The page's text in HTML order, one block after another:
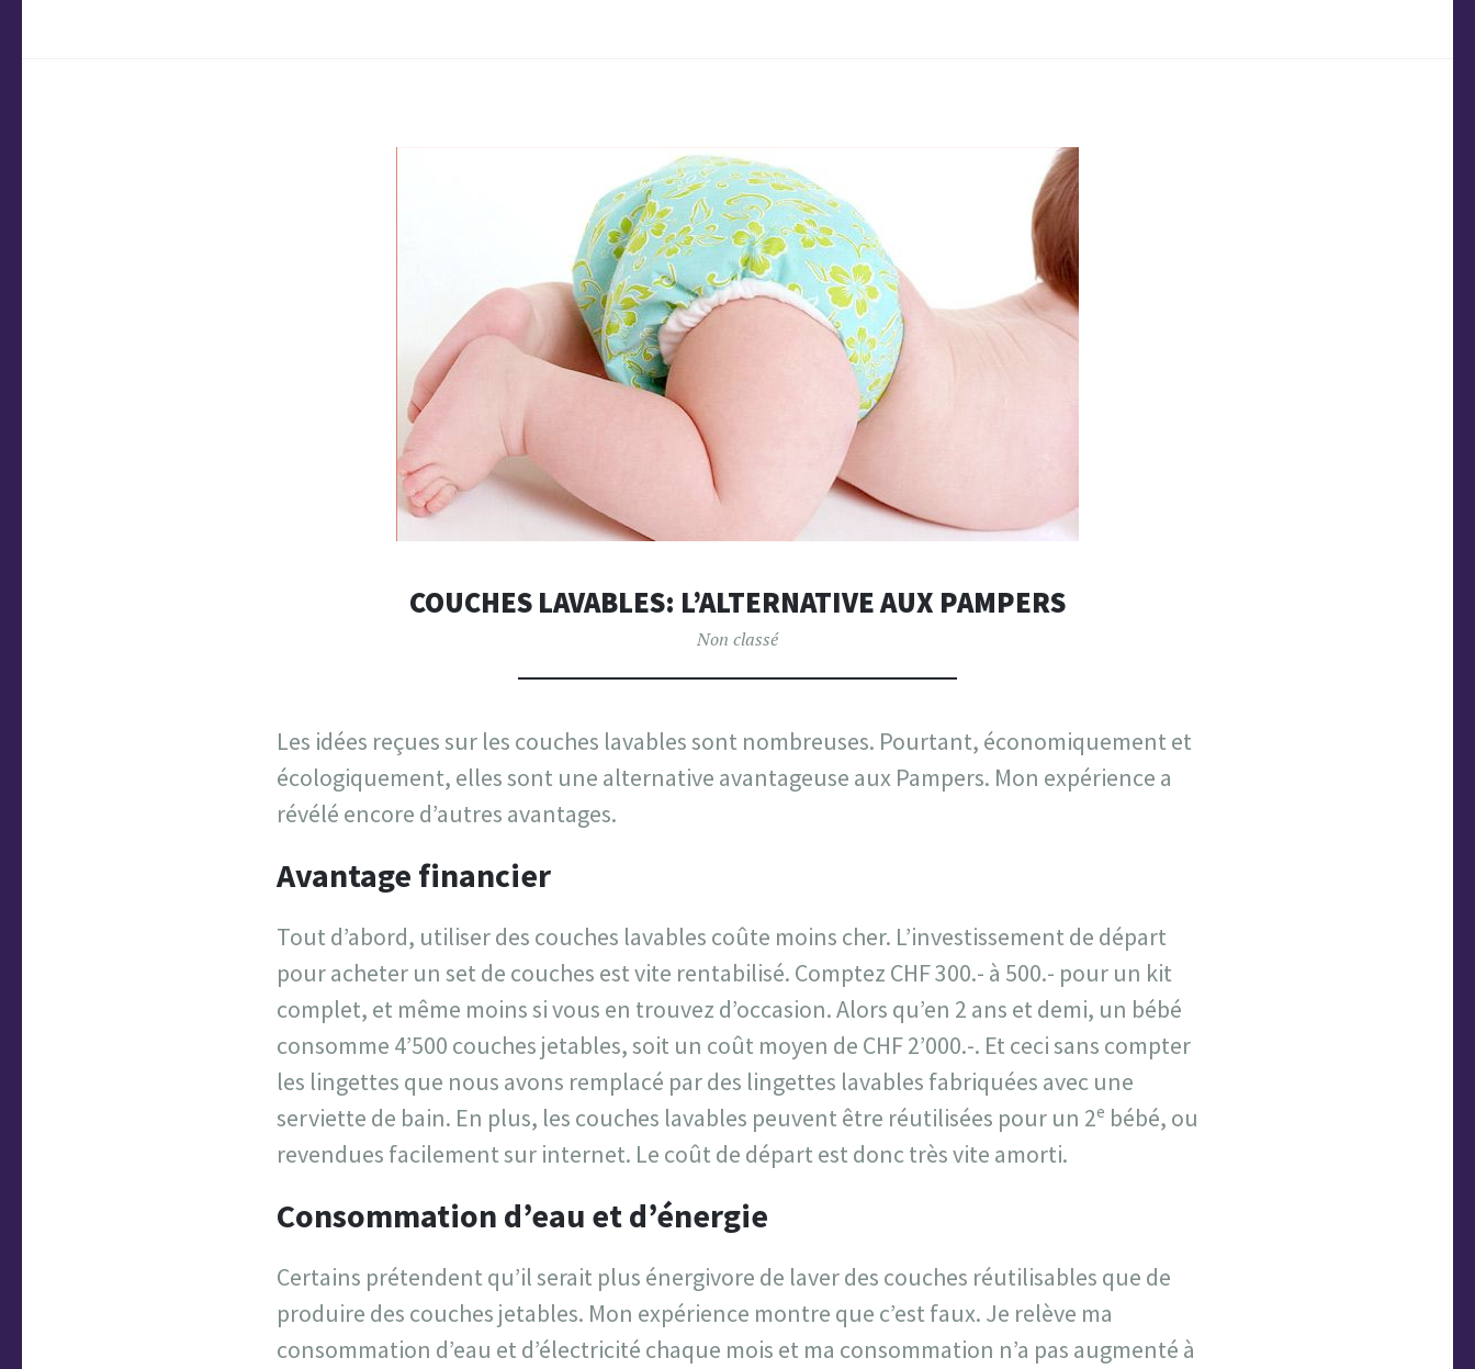
COUCHES LAVABLES: L’ALTERNATIVE AUX PAMPERS
Non classé
Les idées reçues sur les couches lavables sont nombreuses. Pourtant, économiquement et
écologiquement, elles sont une alternative avantageuse aux Pampers. Mon expérience a
révélé encore d’autres avantages.
Avantage financier
Tout d’abord, utiliser des couches lavables coûte moins cher. L’investissement de départ
pour acheter un set de couches est vite rentabilisé. Comptez CHF 300.- à 500.- pour un kit
complet, et même moins si vous en trouvez d’occasion. Alors qu’en 2 ans et demi, un bébé
consomme 4’500 couches jetables, soit un coût moyen de CHF 2’000.-. Et ceci sans compter
les lingettes que nous avons remplacé par des lingettes lavables fabriquées avec une
serviette de bain. En plus, les couches lavables peuvent être réutilisées pour un 2e bébé, ou
revendues facilement sur internet. Le coût de départ est donc très vite amorti.
Consommation d’eau et d’énergie
Certains prétendent qu’il serait plus énergivore de laver des couches réutilisables que de
produire des couches jetables. Mon expérience montre que c’est faux. Je relève ma
consommation d’eau et d’électricité chaque mois et ma consommation n’a pas augmenté à